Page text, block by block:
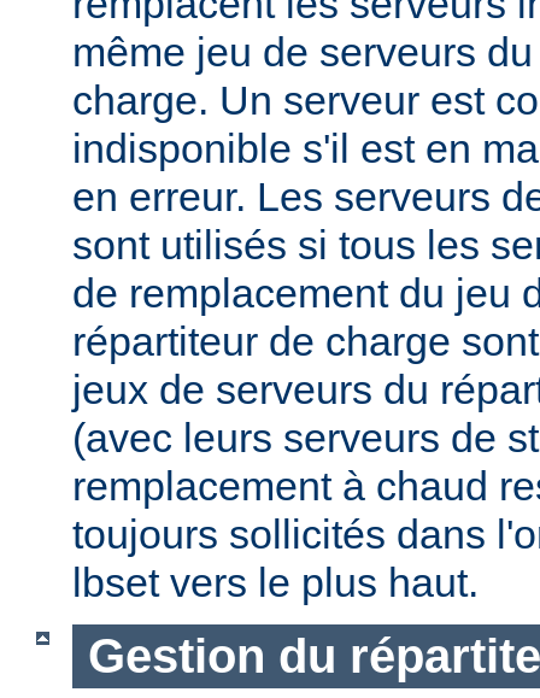
même jeu de serveurs
charge. Un serveur est
indisponible s'il est en
en erreur. Les serveurs
sont utilisés si tous les
de remplacement du jeu
répartiteur de charge
jeux de serveurs du
(avec leurs serveurs de
remplacement à chaud
toujours sollicités dans
lbset vers le plus haut.
Gestion du